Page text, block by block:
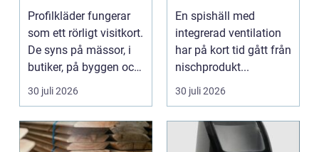
klubbar en
starkare identitet
Profilkläder fungerar
som ett rörligt visitkort.
De syns på mässor, i
butiker, på byggen och
längs v...
30 juli 2026
moderna kök
En spishäll med
integrerad ventilation
har på kort tid gått från
nischprodukt...
30 juli 2026